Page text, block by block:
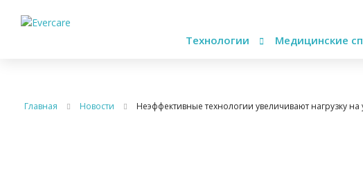
Технологии Медицинские
Главная Новости Неэффективные технологии увеличивают нагрузку